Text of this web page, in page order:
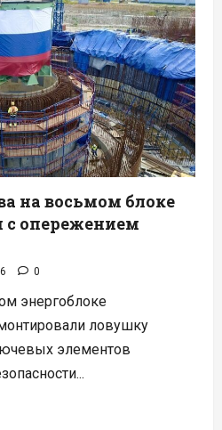
на восьмом блоке
с опережением
0
энергоблоке
ловушку
элементов